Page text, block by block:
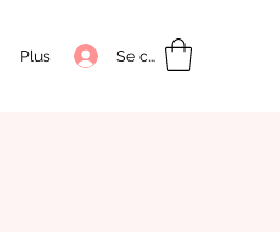
Se connecter
Plus